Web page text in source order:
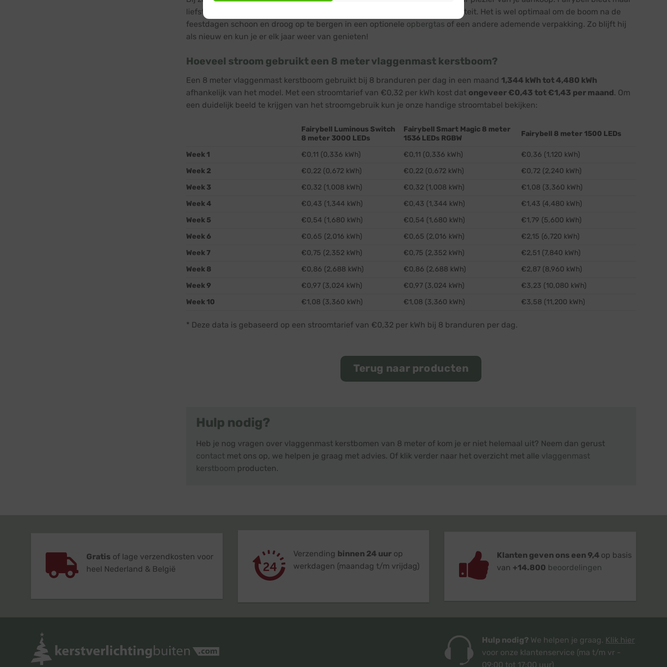
liefst 3 jaar garantie op hun bomen, een bewijs van de hoogwaardige kwaliteit. Het is wel optimaal om de boom na de
feestdagen schoon en droog op te bergen in een optionele opbergtas of een andere ademende verpakking. Zo blijft hij
als nieuw en kun je er elk jaar weer van genieten!
Hoeveel stroom gebruikt een 8 meter vlaggenmast kerstboom?
Een 8 meter vlaggenmast kerstboom gebruikt bij 8 branduren per dag in een maand 1,344 kWh tot 4,480 kWh
afhankelijk van het model. Met een stroomtarief van €0,32 per kWh kost dat ongeveer €0,43 tot €1,43 per maand. Om
een duidelijk beeld te krijgen van het stroomgebruik kun je onze handige stroomtabel bekijken:
Fairybell Luminous Switch
8 meter 3000 LEDs
Fairybell Smart Magic 8 meter
1536 LEDs RGBW
Fairybell 8 meter 1500 LEDs
Week 1 €0,11 (0,336 kWh) €0,11 (0,336 kWh)
€0,36 (1,120 kWh)
Week 2
€0,22 (0,672 kWh) €0,22 (0,672 kWh)
€0,72 (2,240 kWh)
Week 3
€0,32 (1,008 kWh) €0,32 (1,008 kWh)
€1,08 (3,360 kWh)
Week 4
€0,43 (1,344 kWh) €0,43 (1,344 kWh)
€1,43 (4,480 kWh)
Week 5
€0,54 (1,680 kWh) €0,54 (1,680 kWh)
€1,79 (5,600 kWh)
Week 6
€0,65 (2,016 kWh) €0,65 (2,016 kWh)
€2,15 (6,720 kWh)
Week 7
€0,75 (2,352 kWh) €0,75 (2,352 kWh)
€2,51 (7,840 kWh)
Week 8
€0,86 (2,688 kWh) €0,86 (2,688 kWh)
€2,87 (8,960 kWh)
Week 9
€0,97 (3,024 kWh) €0,97 (3,024 kWh)
€3,23 (10,080 kWh)
Week 10
€1,08 (3,360 kWh) €1,08 (3,360 kWh) €3,58 (11,200 kWh)
* Deze data is gebaseerd op een stroomtarief van €0,32 per kWh bij 8 branduren per dag.
Terug naar producten
Hulp nodig?
Heb je nog vragen over vlaggenmast kerstbomen van 8 meter of kom je er niet helemaal uit? Neem dan gerust
contactmet ons op, we helpen je graag met advies. Of klik verder naar het overzicht met alle vlaggenmast
kerstboom producten.
Gratis of lage verzendkosten voor
heel Nederland & België
Verzending binnen 24 uurop
werkdagen (maandag t/m vrijdag)
Klanten geven ons een 9,4 op basis
van +14.800 beoordelingen
Hulp nodig? We helpen je graag. Klik hier
voor onze klantenservice (ma t/m vr -
09:00 tot 17:00 uur)